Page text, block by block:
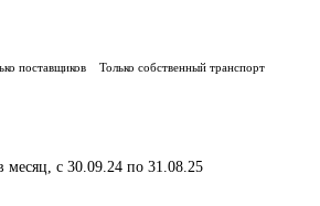
поставщиков Только собственный транспорт
месяц, с 30.09.24 по 31.08.25